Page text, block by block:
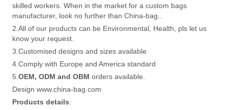
skilled workers. When in the market for a custom bags
manufacturer, look no further than China-bag..
2.All of our products can be Environmental, Health, pls let us
know your request.
3.Customised designs and sizes available
4.Comply with Europe and America standard
5. OEM, ODM and OBM orders available.
Design www.china-bag.com
Products details: